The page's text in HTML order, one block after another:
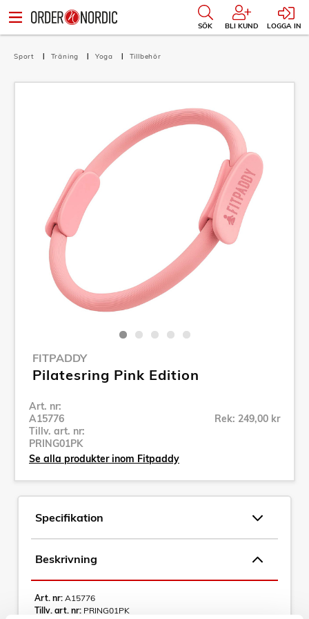
SÖK BLI KUND LOGGA IN
Sport Träning Yoga Tillbehör
FITPADDY
Pilatesring Pink Edition
Art. nr:
A15776
Tillv. art. nr:
PRING01PK
Rek: 249,00 kr
Se alla produkter inom Fitpaddy
Specifikation
Beskrivning
Art. nr: A15776
Tillv. art. nr: PRING01PK